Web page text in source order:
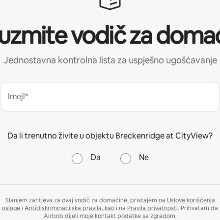
vodič za
Jednostavna kontrolna lista za uspješno ugošćavanje
Imejl*
Da li trenutno živite u objektu Breckenridge at CityView?
Da Ne
Slanjem zahtjeva za ovaj vodič za domaćine, pristajem na Uslove korišćenja
uslugei Antidiskriminacijska pravila, kaoi na Pravila privatnosti. Prihvatam da
Airbnb dijeli moje kontakt podatke sa zgradom.